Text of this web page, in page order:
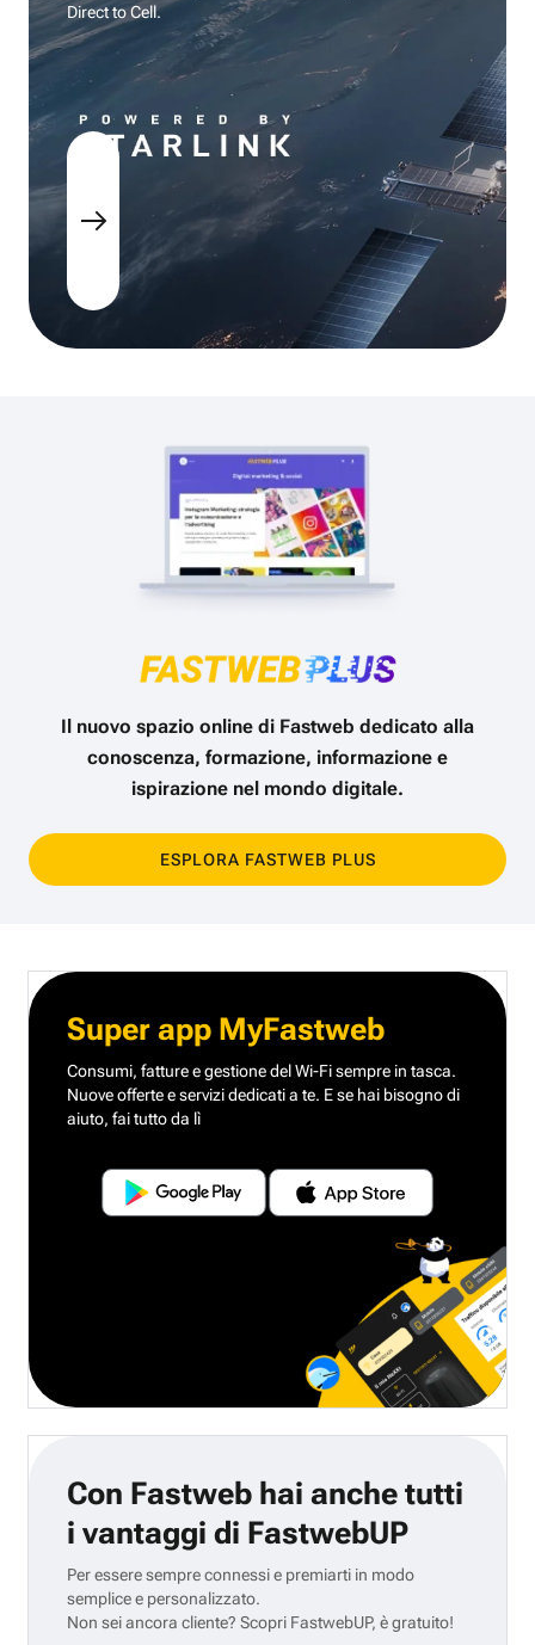
Direct to Cell.
Il nuovo spazio online di Fastweb dedicato alla
conoscenza, formazione, informazione e
ispirazione nel mondo digitale.
ESPLORA FASTWEB PLUS
Super app MyFastweb
Consumi, fatture e gestione del Wi-Fi sempre in tasca.
Nuove offerte e servizi dedicati a te. E se hai bisogno di
aiuto, fai tutto da lì
Con Fastweb hai anche tutti
i vantaggi di FastwebUP
Per essere sempre connessi e premiarti in modo
semplice e personalizzato.
Non sei ancora cliente? Scopri FastwebUP, è gratuito!